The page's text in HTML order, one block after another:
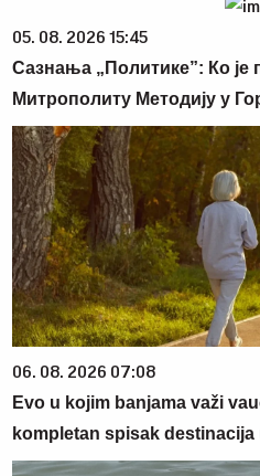
05. 08. 2026 15:45
Сазнања „Политике”: Ко је
Митрополиту Методију у
06. 08. 2026 07:08
Evo u kojim banjama važi
kompletan spisak destinacija